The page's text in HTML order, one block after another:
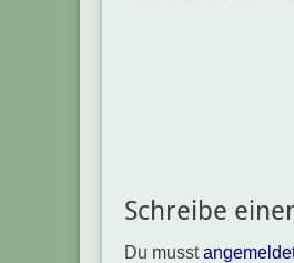
Schreibe
Du musst